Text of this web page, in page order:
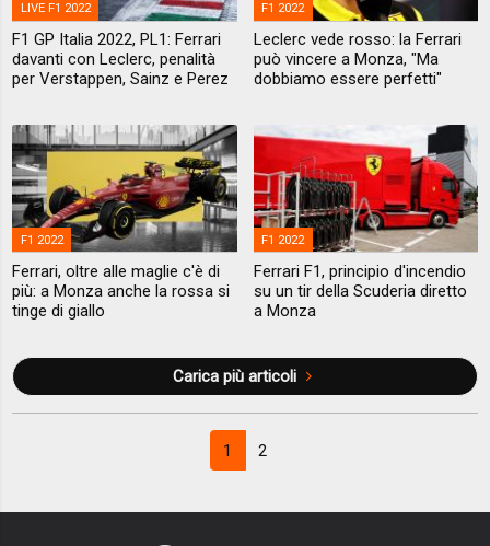
LIVE F1 2022
F1 GP Italia 2022, PL1: Ferrari
davanti con Leclerc, penalità
per Verstappen, Sainz e Perez
F1 2022
Leclerc vede rosso: la Ferrari
può vincere a Monza, "Ma
dobbiamo essere perfetti"
F1 2022
Ferrari, oltre alle maglie c'è di
più: a Monza anche la rossa si
tinge di giallo
F1 2022
Ferrari F1, principio d'incendio
su un tir della Scuderia diretto
a Monza
Carica più articoli
1 2